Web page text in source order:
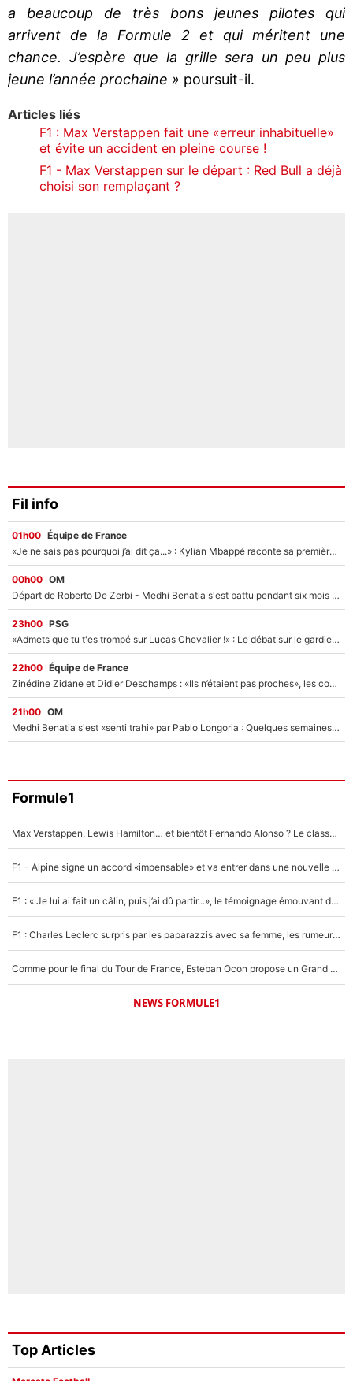
a beaucoup de très bons jeunes pilotes qui
arrivent de la Formule 2 et qui méritent une
chance. J’espère que la grille sera un peu plus
jeune l’année prochaine » poursuit-il.
Articles liés
F1 : Max Verstappen fait une «erreur inhabituelle»
et évite un accident en pleine course !
F1 - Max Verstappen sur le départ : Red Bull a déjà
choisi son remplaçant ?
Fil info
01h00 Équipe de France
«Je ne sais pas pourquoi j’ai dit ça...» : Kylian Mbappé raconte sa première rencontre avec Zinédine Zidane (et c’est très drôle)
00h00 OM
Départ de Roberto De Zerbi - Medhi Benatia s'est battu pendant six mois pour le retenir à l'OM, le PSG a été le naufrage de trop : «Je pars avec toi»
23h00 PSG
«Admets que tu t'es trompé sur Lucas Chevalier !» : Le débat sur le gardien du PSG vire au clash à l'After Foot
22h00 Équipe de France
Zinédine Zidane et Didier Deschamps : «Ils n’étaient pas proches», les confidences d’un membre de l’équipe de France 1998 sur leur relation spéciale
21h00 OM
Medhi Benatia s'est «senti trahi» par Pablo Longoria : Quelques semaines après son départ, l'ancien directeur de football de l'OM règle ses comptes
Formule1
Max Verstappen, Lewis Hamilton… et bientôt Fernando Alonso ? Le classement des pilotes les mieux payés en Formule 1 risque de changer !
F1 - Alpine signe un accord «impensable» et va entrer dans une nouvelle dimension : Grande nouvelle pour Pierre Gasly !
F1 : « Je lui ai fait un câlin, puis j’ai dû partir...», le témoignage émouvant de Max Verstappen sur sa fille
F1 : Charles Leclerc surpris par les paparazzis avec sa femme, les rumeurs étaient vraies !
Comme pour le final du Tour de France, Esteban Ocon propose un Grand Prix de Formule 1 à Paris : «Autour de l’Arc de Triomphe, ce serait génial» !
NEWS FORMULE1
Top Articles